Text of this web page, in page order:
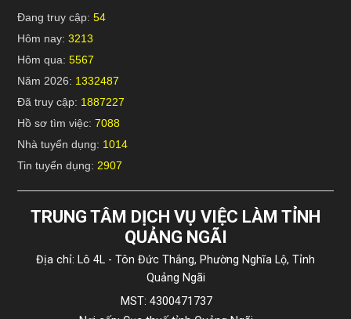
Đang truy cập: 54
Hôm nay: 3213
Hôm qua: 5567
Năm 2026: 1332487
Đã truy cập: 1887227
Hồ sơ tìm việc: 7088
Nhà tuyển dụng: 1014
Tin tuyển dụng: 2907
TRUNG TÂM DỊCH VỤ VIỆC LÀM TỈNH
QUẢNG NGÃI
Địa chỉ: Lô 4L - Tôn Đức Thắng, Phường Nghĩa Lộ, Tỉnh
Quảng Ngãi
MST: 4300471737